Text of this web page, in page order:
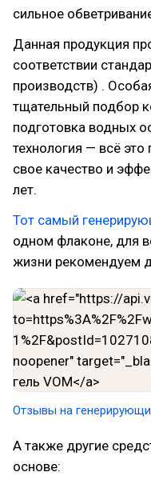
сильное
Данная продукция
соответствии
производств) .
тщательный подбор
подготовка водных
технология — всё
свое качество и
лет.
Тот самый
одном флаконе, для
жизни рекомендуем
Отзывы на
А также другие
основе: